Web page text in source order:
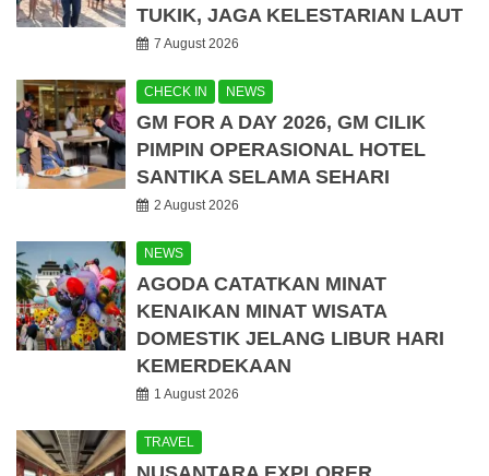
TUKIK, JAGA KELESTARIAN LAUT
7 August 2026
CHECK IN NEWS
GM FOR A DAY 2026, GM CILIK
PIMPIN OPERASIONAL HOTEL
SANTIKA SELAMA SEHARI
2 August 2026
NEWS
AGODA CATATKAN MINAT
KENAIKAN MINAT WISATA
DOMESTIK JELANG LIBUR HARI
KEMERDEKAAN
1 August 2026
TRAVEL